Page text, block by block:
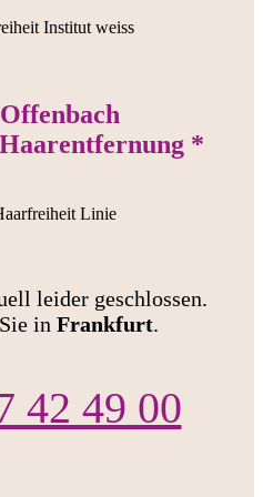
*
leider geschlossen.
in Frankfurt.
42 49 00